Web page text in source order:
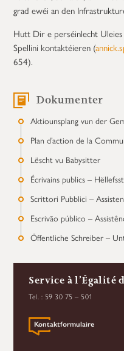
grad ewéi an den
Hutt Dir e perséinlecht
Spellini kontaktéieren (
654).
Dokumenter
Aktiounsplang vun der
Plan d’action de la
Lëscht vu Babysitter
Écrivains publics –
Scrittori Pubblici –
Escrivão público –
Öffentliche Schreiber –
Service à l’Égalité
Tel. : 59 30 75 – 501
Kontaktformulaire